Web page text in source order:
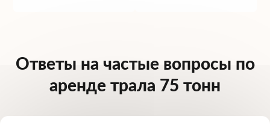
Ответы на частые вопросы по
аренде трала 75 тонн